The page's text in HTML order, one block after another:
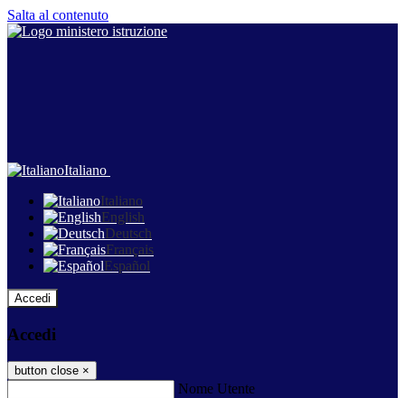
Salta al contenuto
Italiano
Italiano
English
Deutsch
Français
Español
Accedi
Accedi
button close ×
Nome Utente